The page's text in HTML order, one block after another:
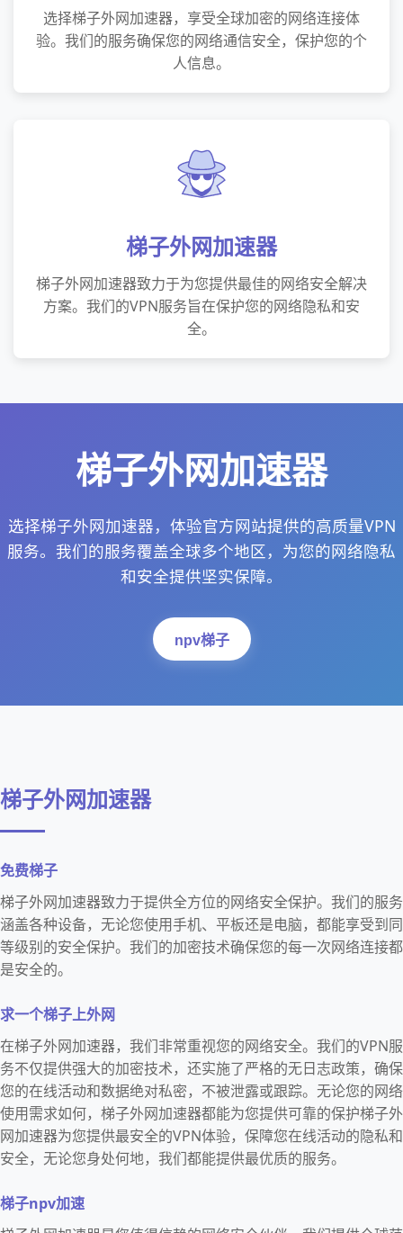
选择梯子外网加速器，享受全球加密的网络连接体
验。我们的服务确保您的网络通信安全，保护您的个
人信息。
梯子外网加速器
梯子外网加速器致力于为您提供最佳的网络安全解决
方案。我们的VPN服务旨在保护您的网络隐私和安
全。
梯子外网加速器
选择梯子外网加速器，体验官方网站提供的高质量VPN
服务。我们的服务覆盖全球多个地区，为您的网络隐私
和安全提供坚实保障。
npv梯子
梯子外网加速器
免费梯子
梯子外网加速器致力于提供全方位的网络安全保护。我们的服务
涵盖各种设备，无论您使用手机、平板还是电脑，都能享受到同
等级别的安全保护。我们的加密技术确保您的每一次网络连接都
是安全的。
求一个梯子上外网
在梯子外网加速器，我们非常重视您的网络安全。我们的VPN服
务不仅提供强大的加密技术，还实施了严格的无日志政策，确保
您的在线活动和数据绝对私密，不被泄露或跟踪。无论您的网络
使用需求如何，梯子外网加速器都能为您提供可靠的保护梯子外
网加速器为您提供最安全的VPN体验，保障您在线活动的隐私和
安全，无论您身处何地，我们都能提供最优质的服务。
梯子npv加速